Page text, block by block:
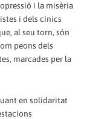
i la misèria
i dels cínics
al seu torn, són
peons dels
marcades per la
en solidaritat